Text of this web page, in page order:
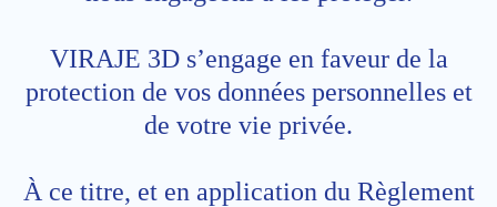
VIRAJE 3D s’engage en faveur de la
protection de vos données personnelles et
de votre vie privée.
À ce titre, et en application du Règlement